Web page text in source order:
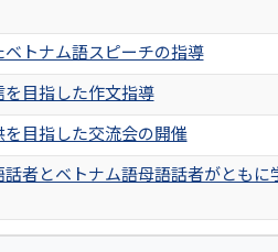
トナム語スピーチの指導
目指した作文指導
目指した交流会の開催
者とベトナム語母語話者がともに